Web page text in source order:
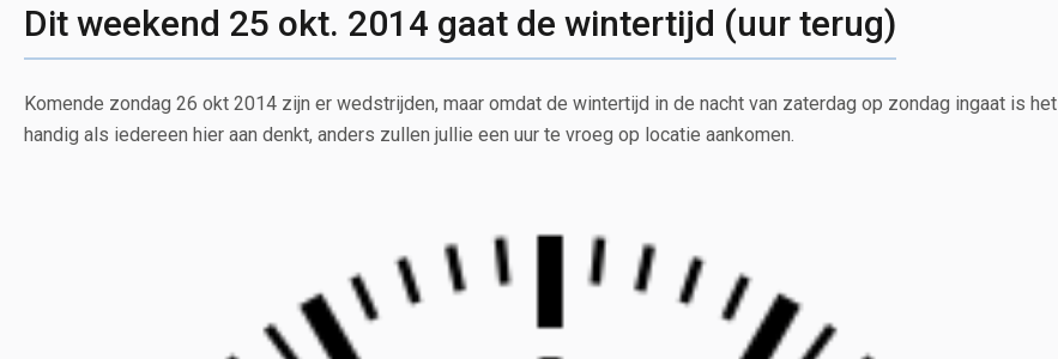
Dit weekend 25 okt. 2014 gaat de wintertijd (uur terug)
Komende zondag 26 okt 2014 zijn er wedstrijden, maar omdat de wintertijd in de nacht van zaterdag op zondag ingaat is het
handig als iedereen hier aan denkt, anders zullen jullie een uur te vroeg op locatie aankomen.